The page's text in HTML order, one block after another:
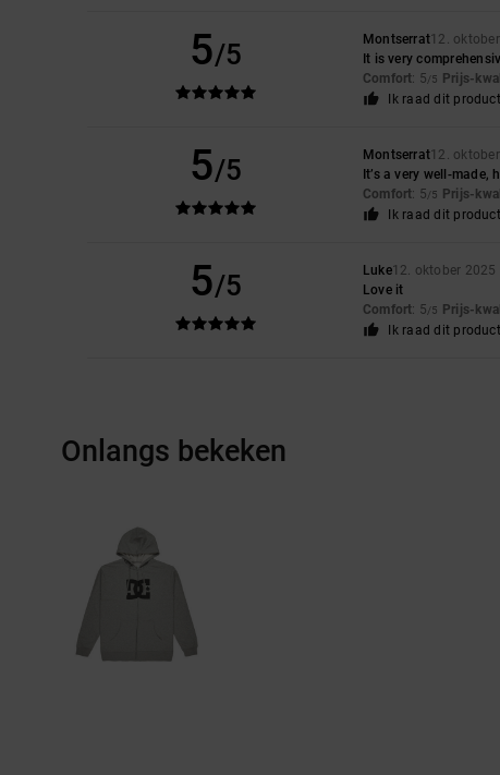
5/5 Montserrat12.
It is very
Comfort: 5/5 Prijs-
Ik raad dit
5/5 Montserrat12.
It’s a very well-
Comfort: 5/5 Prijs-
Ik raad dit
5/5 Luke12. oktober 2025
Love it
Comfort: 5/5 Prijs-
Ik raad dit
Onlangs bekeken